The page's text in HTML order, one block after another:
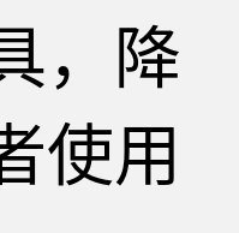
，降
使用